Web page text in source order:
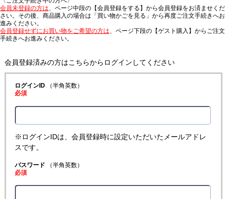
会員未登録の方は、ページ中段の【会員登録をする】から会員登録をお済ませくだ
さい。その後、商品購入の場合は「買い物かごを見る」から再度ご注文手続きへお
進みください。
会員登録せずにお買い物をご希望の方は、ページ下段の【ゲスト購入】からご注文
手続きへお進みください。
会員登録済みの方はこちらからログインしてください
ログインID（半角英数）
必須
※ログインIDは、会員登録時に設定いただいたメールアドレ
スです。
パスワード （半角英数）
必須